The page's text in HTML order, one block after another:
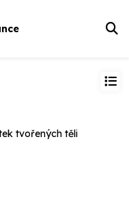
tvořených těli